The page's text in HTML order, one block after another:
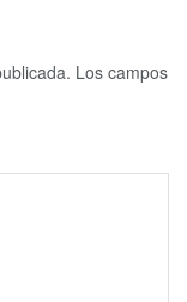
Los campos